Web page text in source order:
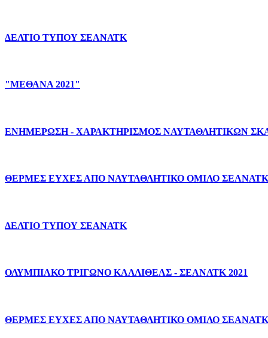
ΔΕΛΤΙΟ ΤΥΠΟΥ ΣΕΑΝΑΤΚ
"ΜΕΘΑΝΑ 2021"
ΕΝΗΜΕΡΩΣΗ - ΧΑΡΑKΤΗΡΙΣΜΟΣ ΝΑΥΤΑΘΛΗΤΙΚΩΝ
ΘΕΡΜΕΣ ΕΥΧΕΣΑΠΟ ΝΑΥΤΑΘΛΗΤΙΚΟ ΟΜΙΛΟ ΣΕΑΝΑΤΚ
ΔΕΛΤΙΟ ΤΥΠΟΥ ΣΕΑΝΑΤΚ
ΟΛΥΜΠΙΑΚΟ ΤΡΙΓΩΝΟ ΚΑΛΛΙΘΕΑΣ - ΣΕΑΝΑΤΚ 2021
ΘΕΡΜΕΣ ΕΥΧΕΣ ΑΠΟ ΝΑΥΤΑΘΛΗΤΙΚΟ ΟΜΙΛΟ ΣΕΑΝΑΤΚ